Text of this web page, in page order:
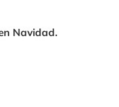
Navidad.